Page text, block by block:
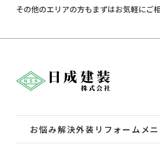
その他のエリアの方もまずはお気軽にご
お悩み解決外装 リフォームメ